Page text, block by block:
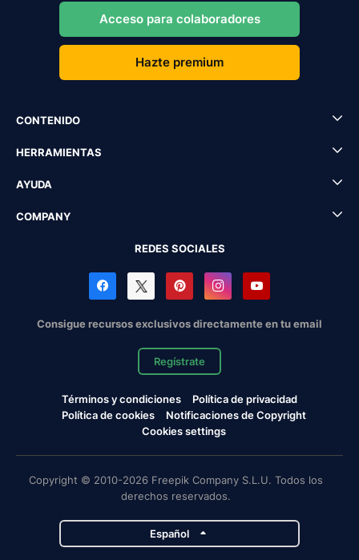
Acceso para colaboradores
Hazte premium
CONTENIDO
HERRAMIENTAS
AYUDA
COMPANY
REDES SOCIALES
Consigue recursos exclusivos directamente en tu email
Regístrate
Términos y condiciones
Política de privacidad
Política de cookies
Notificaciones de Copyright
Cookies settings
Copyright © 2010-2026 Freepik Company S.L.U. Todos los
derechos reservados.
Español